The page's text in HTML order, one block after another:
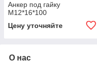
Анкер под гайку
М12*16*100
Цену уточняйте
О нас